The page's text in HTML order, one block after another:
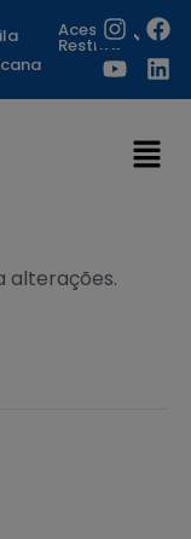
Acesso
Restrito
alterações.